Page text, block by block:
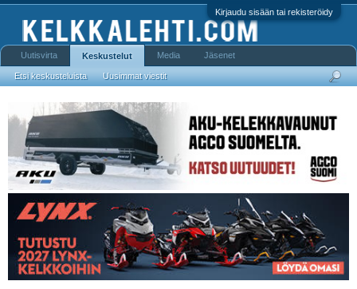
Kirjaudu sisään tai rekisteröidy
Uutisvirta Keskustelut
Etsi keskusteluista Uusimmat viestit
Media Jäsenet